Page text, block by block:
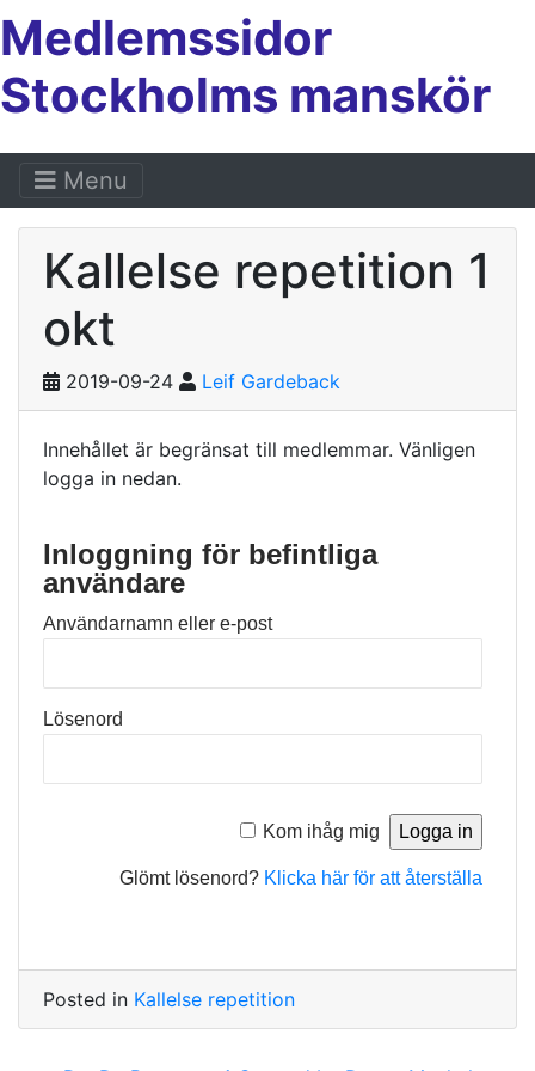
Medlemssidor
Stockholms manskör
Menu
Kallelse repetition 1
okt
2019-09-24 Leif Gardeback
Innehållet är begränsat till medlemmar. Vänligen
logga in nedan.
Inloggning för befintliga
användare
Användarnamn eller e-post
Lösenord
Kom ihåg mig
Glömt lösenord? Klicka här för att återställa
Posted in Kallelse repetition